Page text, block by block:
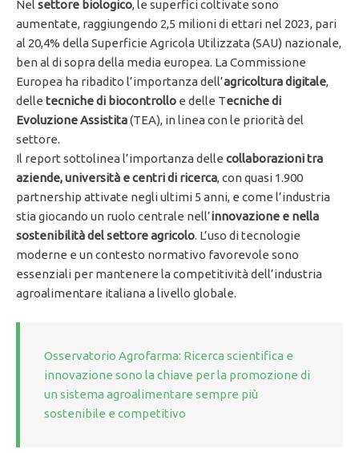
Nel settore biologico, le superfici coltivate sono
aumentate, raggiungendo 2,5 milioni di ettari nel 2023, pari
al 20,4% della Superficie Agricola Utilizzata (SAU) nazionale,
ben al di sopra della media europea. La Commissione
Europea ha ribadito l’importanza dell’agricoltura digitale,
delle tecniche di biocontrollo e delle Tecniche di
Evoluzione Assistita(TEA), in linea con le priorità del
settore.
Il report sottolinea l’importanza delle collaborazioni tra
aziende, università e centri di ricerca, con quasi 1.900
partnership attivate negli ultimi 5 anni, e come l’industria
stia giocando un ruolo centrale nell’innovazione e nella
sostenibilità del settore agricolo. L’uso di tecnologie
moderne e un contesto normativo favorevole sono
essenziali per mantenere la competitività dell’industria
agroalimentare italiana a livello globale.
Osservatorio Agrofarma: Ricerca scientifica e
innovazione sono la chiave per la promozione di
un sistema agroalimentare sempre più
sostenibile e competitivo